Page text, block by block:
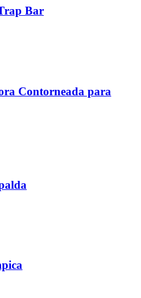
Bar
Contorneada para